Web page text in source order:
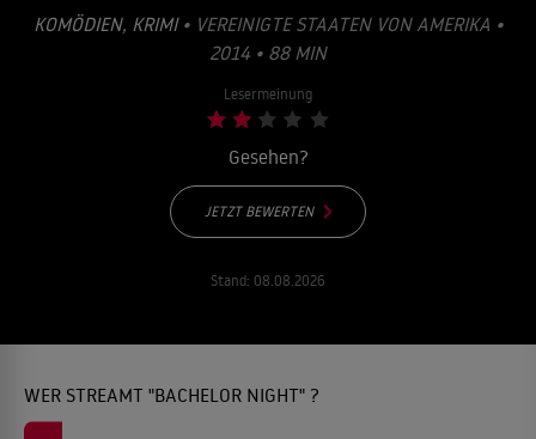
KOMÖDIEN, KRIMI• VEREINIGTE STAATEN VON AMERIKA •
2014 • 88 MIN
Lesermeinung
Gesehen?
JETZT BEWERTEN
Stand: 08.08.2026
WER STREAMT "BACHELOR NIGHT" ?